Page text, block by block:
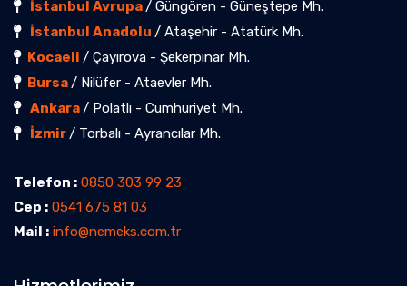
İstanbul Avrupa/ Güngören - Güneştepe Mh.
İstanbul Anadolu / Ataşehir - Atatürk Mh.
Kocaeli / Çayırova - Şekerpınar Mh.
Bursa/ Nilüfer - Ataevler Mh.
Ankara/ Polatlı - Cumhuriyet Mh.
İzmir/ Torbalı - Ayrancılar Mh.
Telefon : 0850 303 99 23
Cep : 0541 675 81 03
Mail : info@nemeks.com.tr